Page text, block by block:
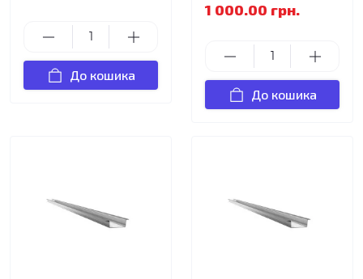
До кошика
1 000.00 грн.
До кошика